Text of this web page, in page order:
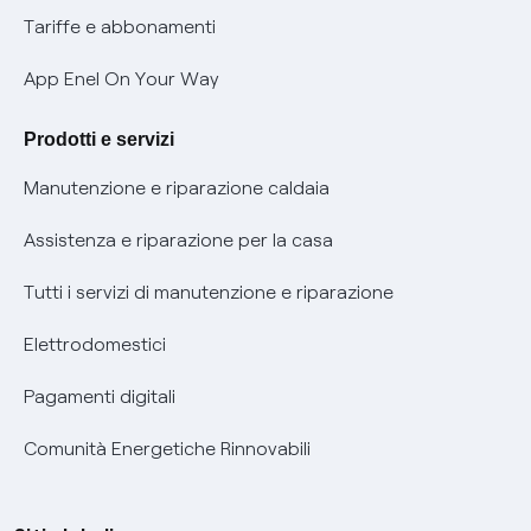
Phishing e truffe online
Verifica chi ti ha chiamato
Agevolazione utenti con disabilità per offerte Fibra
Informativa RAEE
Tariffe e abbonamenti
App Enel On Your Way
Prodotti e servizi
Manutenzione e riparazione caldaia
Assistenza e riparazione per la casa
Tutti i servizi di manutenzione e riparazione
Elettrodomestici
Pagamenti digitali
Comunità Energetiche Rinnovabili